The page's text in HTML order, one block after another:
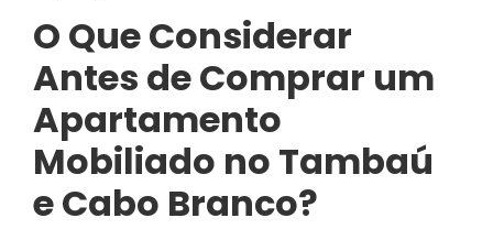
O Que Considerar
Antes de Comprar um
Apartamento
Mobiliado no Tambaú
e Cabo Branco?